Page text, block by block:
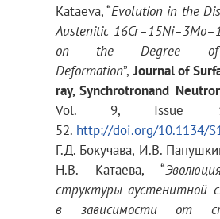
Поток нейтронов на
образце
без фурье-прерывателя
Kataeva, “Evolution in the
Austenitic
on the Degree of
Deformation”,Journal of
ray, Synchrotronand
Vol. 9, Issue
52. http://doi.org/10.1134/
Г.Д. Бокучава, И.В.
Н.В. Катаева, “
структуры аустенитной
в зависимости от